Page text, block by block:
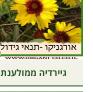
גיירדיה ממולענת